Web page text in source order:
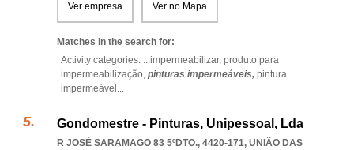
Ver empresa Ver no Mapa
Matches in the search for:
Activity categories: ...impermeabilizar, produto para
impermeabilização, pinturas impermeáveis, pintura
impermeável ...
Gondomestre - Pinturas, Unipessoal, Lda
R JOSÉ SARAMAGO 83 5ºDTO., 4420-171, UNIÃO DAS